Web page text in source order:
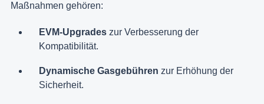
Maßnahmen gehören:
EVM-Upgrades zur Verbesserung der
Kompatibilität.
Dynamische Gasgebühren zur Erhöhung der
Sicherheit.